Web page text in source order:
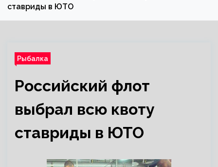
ставриды в ЮТО
Рыбалка
Российский флот
выбрал всю квоту
ставриды в ЮТО